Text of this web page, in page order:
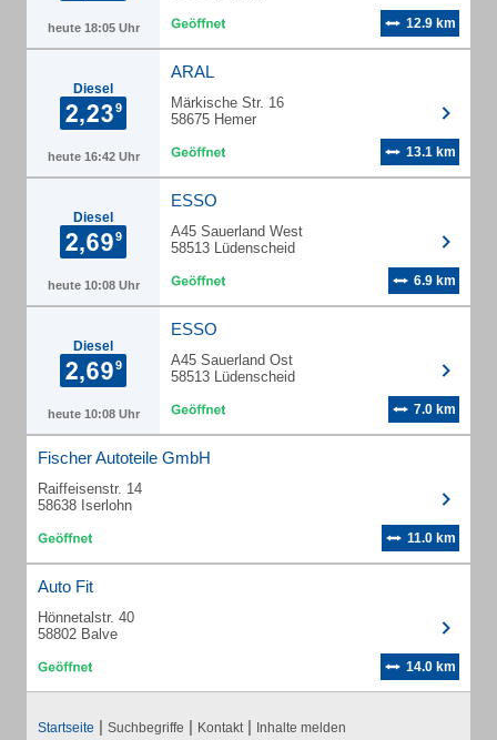
heute 18:05 Uhr 12.9 km
Diesel
heute 16:42 Uhr
ARAL
Märkische Str. 16
58675 Hemer
13.1 km
Diesel
heute 10:08 Uhr
ESSO
A45 Sauerland West
58513 Lüdenscheid
6.9 km
Diesel
heute 10:08 Uhr
ESSO
A45 Sauerland Ost
58513 Lüdenscheid
7.0 km
Fischer Autoteile GmbH
Raiffeisenstr. 14
58638 Iserlohn
11.0 km
Auto Fit
Hönnetalstr. 40
58802 Balve
14.0 km
Startseite | Suchbegriffe | Kontakt | Inhalte melden